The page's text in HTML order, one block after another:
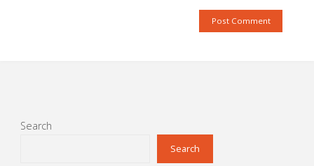
Search
Search